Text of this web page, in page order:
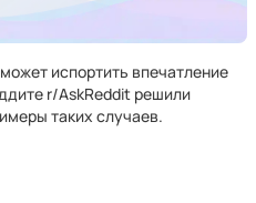
испортить впечатление
r/AskReddit решили
таких случаев.